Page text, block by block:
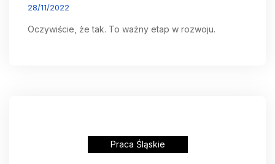
28/11/2022
Oczywiście, że tak. To ważny etap w rozwoju.
Praca Śląskie